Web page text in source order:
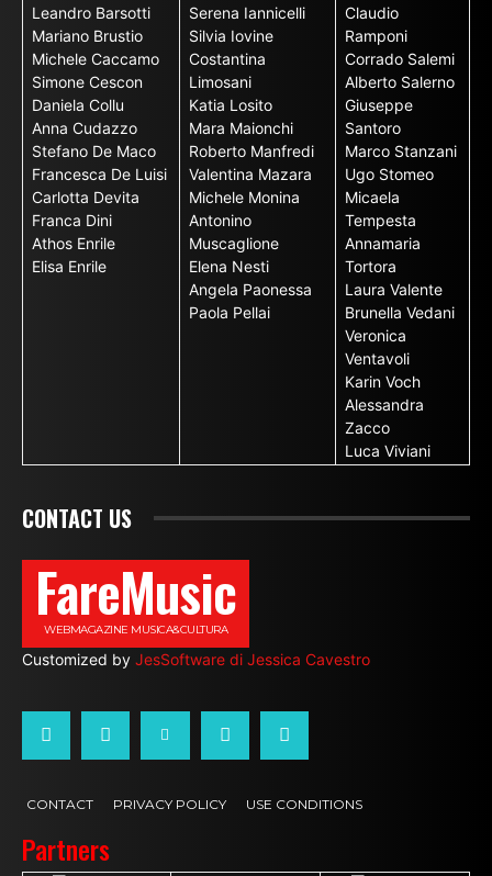
Leandro Barsotti
Mariano Brustio
Michele Caccamo
Simone Cescon
Daniela Collu
Anna Cudazzo
Stefano De Maco
Francesca De Luisi
Carlotta Devita
Franca Dini
Athos Enrile
Elisa Enrile
Serena Iannicelli
Silvia Iovine
Costantina
Limosani
Katia Losito
Mara Maionchi
Roberto Manfredi
Valentina Mazara
Michele Monina
Antonino
Muscaglione
Elena Nesti
Angela Paonessa
Paola Pellai
Claudio
Ramponi
Corrado Salemi
Alberto Salerno
Giuseppe
Santoro
Marco Stanzani
Ugo Stomeo
Micaela
Tempesta
Annamaria
Tortora
Laura Valente
Brunella Vedani
Veronica
Ventavoli
Karin Voch
Alessandra
Zacco
Luca Viviani
CONTACT US
FareMusic
WEBMAGAZINE MUSICA&CULTURA
Customized by JesSoftware di Jessica Cavestro
CONTACT PRIVACY POLICY USE CONDITIONS
Partners